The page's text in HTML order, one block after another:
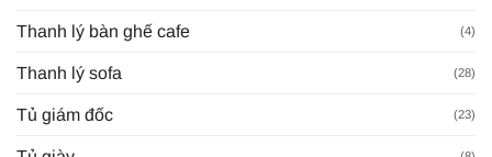
Thanh lý bàn ghế cafe (4)
Thanh lý sofa (28)
Tủ giám đốc (23)